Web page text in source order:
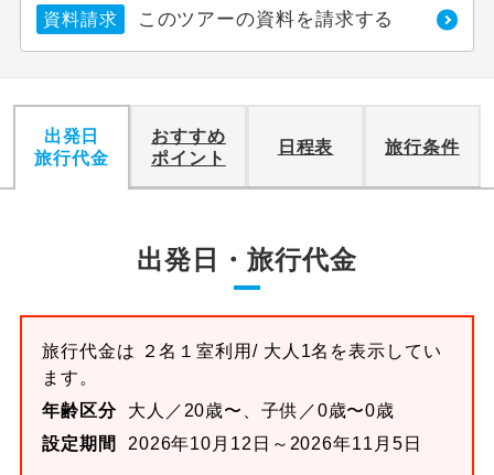
資料請求 このツアーの資料を請求する
出発日
旅行代金
おすすめ
ポイント
日程表 旅行条件
出発日・旅行代金
旅行代金は ２名１室利用/ 大人1名を表示してい
ます。
年齢区分
大人／20歳〜、子供／0歳〜0歳
設定期間
2026年10月12日～2026年11月5日
おひとり様バ
おひとり様でバス席を2席利⽤できま
す。